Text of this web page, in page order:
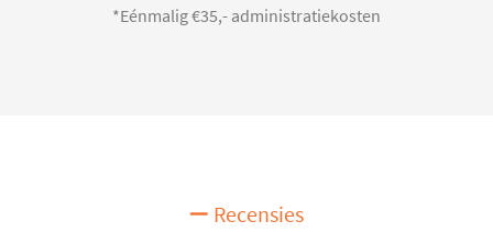
*Eénmalig €35,- administratiekosten
Recensies